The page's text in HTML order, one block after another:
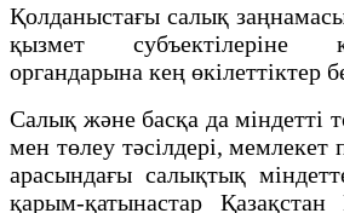
Қолданыстағы салық
қызмет субъектілеріне
органдарына кең өкілеттіктер
Салық және басқа да міндетті
мен төлеу тәсілдері, мемлекет
арасындағы салықтық
қарым-қатынастар Қазақстан